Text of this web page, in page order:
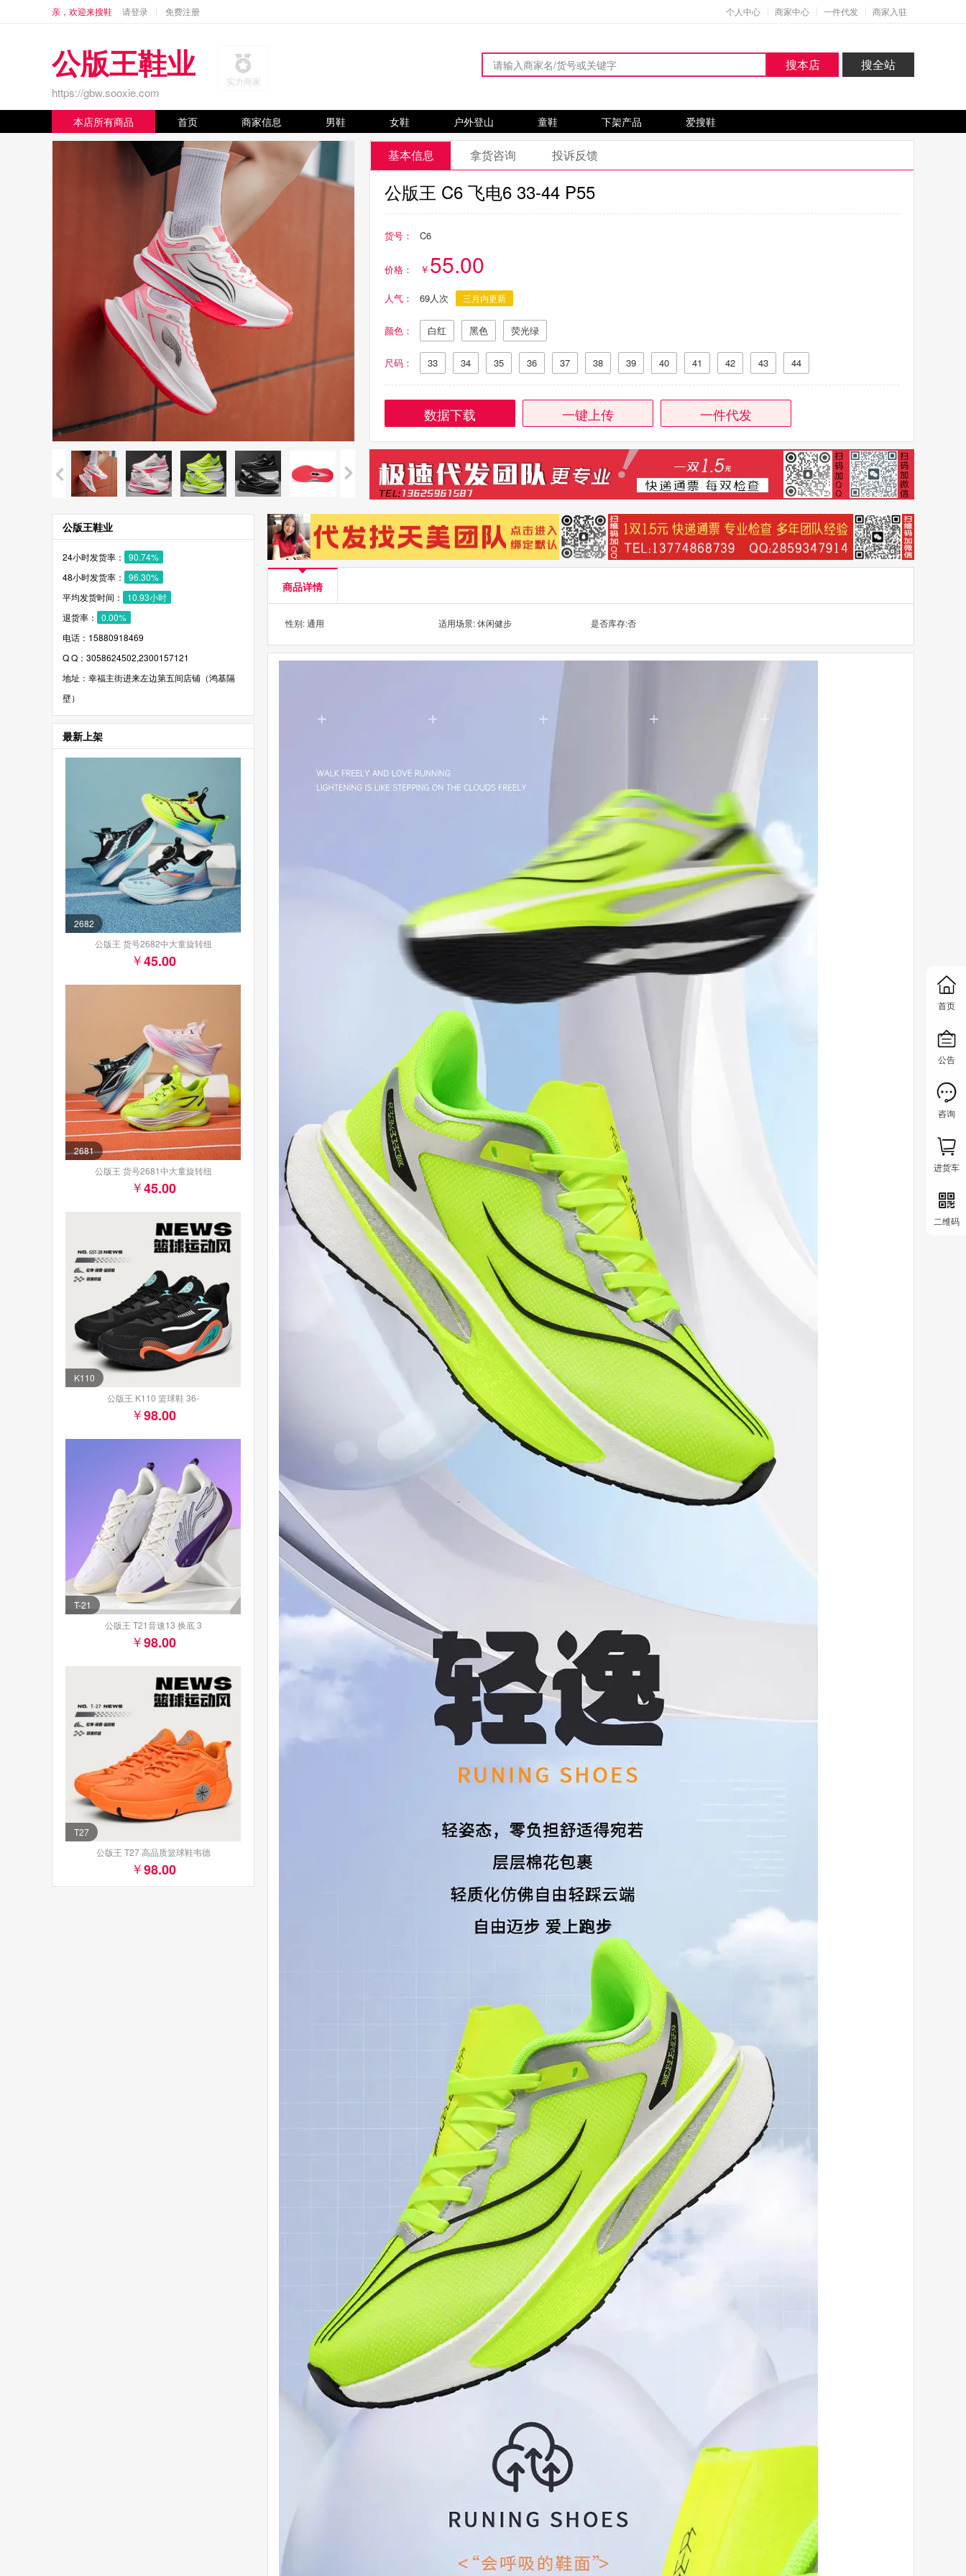
亲，欢迎来搜鞋 请登录 免费注册 个人中心 商家中心 一件代发 商家入驻
公版王鞋业
https://gbw.sooxie.com
实力商家
搜本店 搜全站
本店所有商品 首页 商家信息 男鞋 女鞋 户外登山 童鞋 下架产品 爱搜鞋
基本信息 拿货咨询 投诉反馈
公版王 C6 飞电6 33-44 P55
货号： C6
价格： 55.00
人气： 69人次 三月内更新
颜色： 白红 黑色 荧光绿
尺码： 33 34 35 36 37 38 39 40 41 42 43 44
数据下载 一键上传 一件代发
公版王鞋业
24小时发货率：
90.74%
48小时发货率：
96.30%
平均发货时间：
10.93小时
退货率：
0.00%
电话：15880918469
Q Q：3058624502,2300157121
地址：幸福主街进来左边第五间店铺（鸿基隔
壁）
最新上架
2682
公版王 货号2682中大童旋转纽
45.00
2681
公版王 货号2681中大童旋转纽
45.00
K110
公版王 K110 篮球鞋 36-
98.00
T-21
公版王 T21音速13 换底 3
98.00
T27
公版王 T27 高品质篮球鞋韦德
98.00
商品详情
性别: 通用 适用场景: 休闲健步 是否库存:否
首页
公告
咨询
进货车
二维码